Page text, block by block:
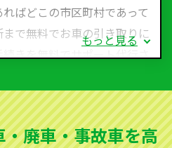
ばどこの市区町村であって
で無料でお車の引き取りに
きを無料でサポート代行さ
車、不動車、乗らなくなっ
て動かすことができない車
もっと見る
廃車・事故車を高